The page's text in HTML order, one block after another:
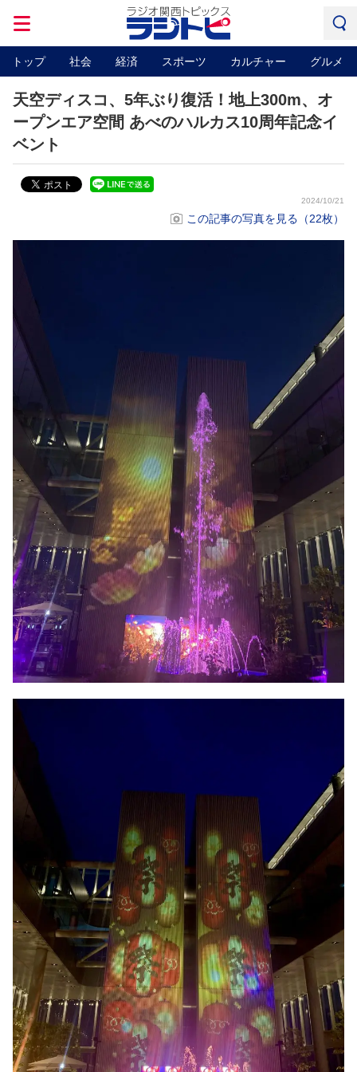
トップ 社会 経済 スポーツ カルチャー グルメ
天空ディスコ、5年ぶり復活！地上300m、オ
ープンエア空間 あべのハルカス10周年記念イ
ベント
2024/10/21
この記事の写真を見る（22枚）